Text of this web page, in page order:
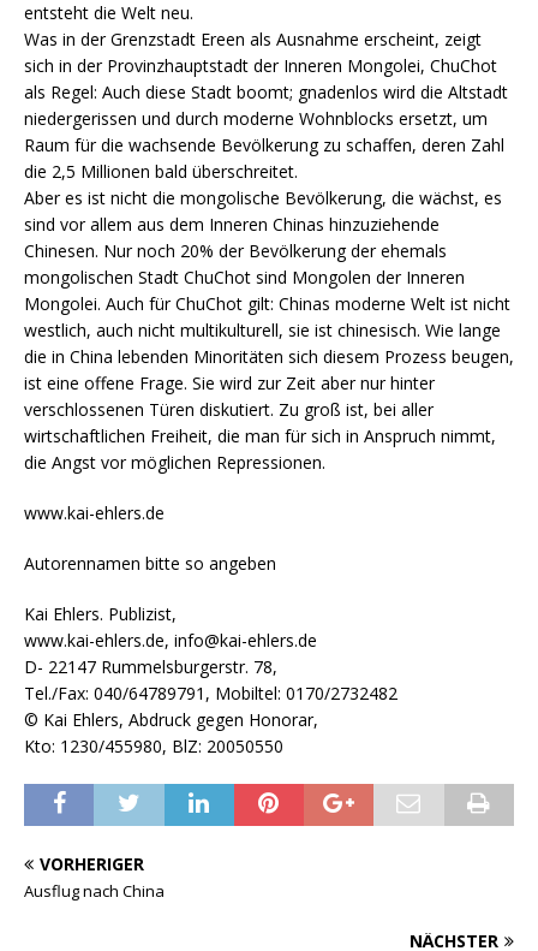
entsteht die Welt neu.
Was in der Grenzstadt Ereen als Ausnahme erscheint, zeigt
sich in der Provinzhauptstadt der Inneren Mongolei, ChuChot
als Regel: Auch diese Stadt boomt; gnadenlos wird die Altstadt
niedergerissen und durch moderne Wohnblocks ersetzt, um
Raum für die wachsende Bevölkerung zu schaffen, deren Zahl
die 2,5 Millionen bald überschreitet.
Aber es ist nicht die mongolische Bevölkerung, die wächst, es
sind vor allem aus dem Inneren Chinas hinzuziehende
Chinesen. Nur noch 20% der Bevölkerung der ehemals
mongolischen Stadt ChuChot sind Mongolen der Inneren
Mongolei. Auch für ChuChot gilt: Chinas moderne Welt ist nicht
westlich, auch nicht multikulturell, sie ist chinesisch. Wie lange
die in China lebenden Minoritäten sich diesem Prozess beugen,
ist eine offene Frage. Sie wird zur Zeit aber nur hinter
verschlossenen Türen diskutiert. Zu groß ist, bei aller
wirtschaftlichen Freiheit, die man für sich in Anspruch nimmt,
die Angst vor möglichen Repressionen.
www.kai-ehlers.de
Autorennamen bitte so angeben
Kai Ehlers. Publizist,
www.kai-ehlers.de, info@kai-ehlers.de
D- 22147 Rummelsburgerstr. 78,
Tel./Fax: 040/64789791, Mobiltel: 0170/2732482
© Kai Ehlers, Abdruck gegen Honorar,
Kto: 1230/455980, BlZ: 20050550
VORHERIGER
Ausflug nach China
NÄCHSTER